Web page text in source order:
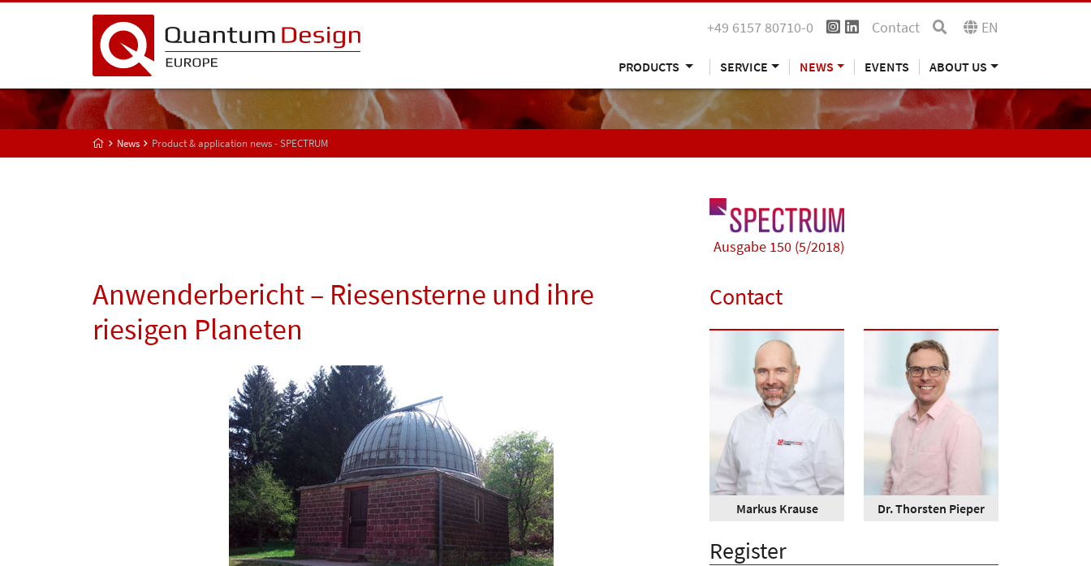
+49 6157 80710-0 Contact EN
PRODUCTS SERVICE NEWS EVENTS ABOUT US
News Product & application news - SPECTRUM
Ausgabe 150 (5/2018)
Anwenderbericht – Riesensterne und ihre
riesigen Planeten
Contact
Markus Krause Dr. Thorsten Pieper
Register